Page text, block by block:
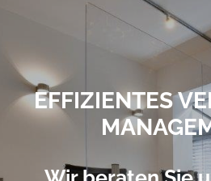
EFFIZIENTES